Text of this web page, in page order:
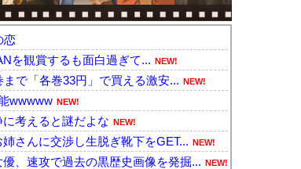
恋
を観賞するも面白過ぎて... NEW!
で「各巻33円」で買える激安... NEW!
wwwww NEW!
考えると謎だよな NEW!
さんに交渉し生脱ぎ靴下をGET... NEW!
、速攻で過去の黒歴史画像を発掘... NEW!